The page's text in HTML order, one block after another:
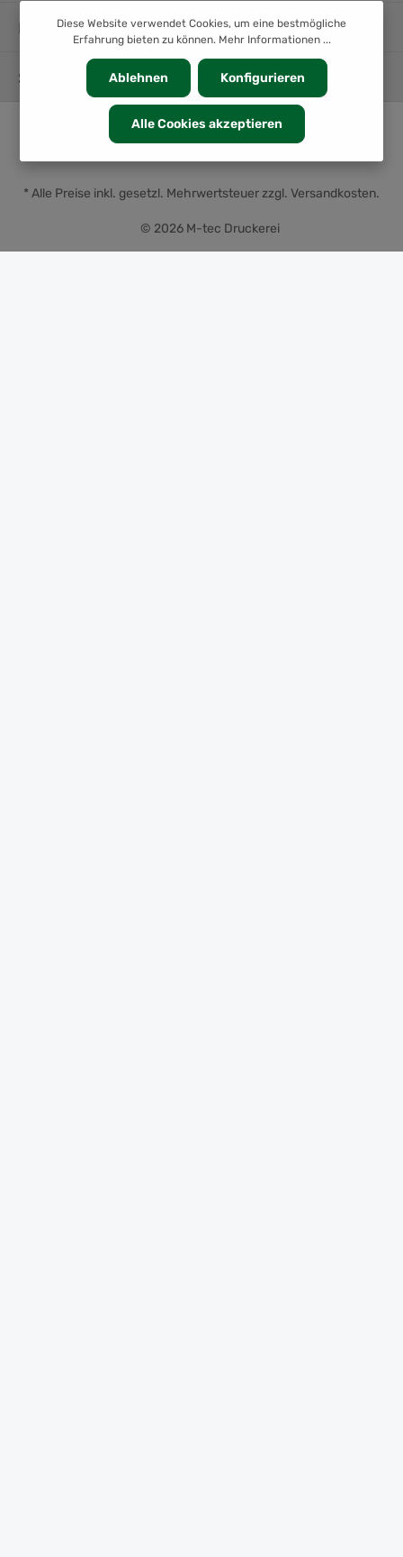
INFORMATION
SERVICE
© 2026 M-tec Druckerei
* Alle Preise inkl. gesetzl. Mehrwertsteuer zzgl. Versandkosten.
Diese Website verwendet Cookies, um eine bestmögliche
Erfahrung bieten zu können. Mehr Informationen ...
Ablehnen Konfigurieren
Alle Cookies akzeptieren